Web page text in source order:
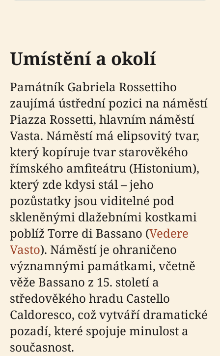
Umístění a okolí
Památník Gabriela Rossettiho
zaujímá ústřední pozici na náměstí
Piazza Rossetti, hlavním náměstí
Vasta. Náměstí má elipsovitý tvar,
který kopíruje tvar starověkého
římského amfiteátru (Histonium),
který zde kdysi stál – jeho
pozůstatky jsou viditelné pod
skleněnými dlažebními kostkami
poblíž Torre di Bassano (Vedere
Vasto). Náměstí je ohraničeno
významnými památkami, včetně
věže Bassano z 15. století a
středověkého hradu Castello
Caldoresco, což vytváří dramatické
pozadí, které spojuje minulost a
současnost.